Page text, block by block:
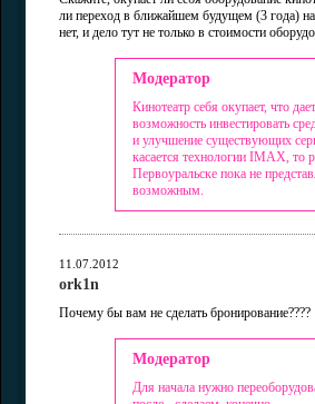
ли переход в ближайшем будущем (3 года)
нет, и дело тут не только в стоимости
Модератор
Кинотеатр себя окупает, что
возможность инвестировать
и улучшение существующих
касается технологии IMAX, то
Первоуральске пока не
возможным.
11.07.2012
ork1n
Почему бы вам не сделать бронирование????
Модератор
Для начала нужно